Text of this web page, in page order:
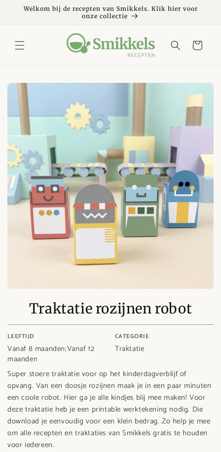
naar de
Welkom bij de recepten van Smikkels. Klik hier voor
onze collectie
Winkelwagen
Traktatie rozijnen robot
LEEFTIJD
Vanaf 8 maanden;Vanaf 12
maanden
CATEGORIE
Traktatie
Super stoere traktatie voor op het kinderdagverblijf of
opvang. Van een doosje rozijnen maak je in een paar minuten
een coole robot. Hier ga je alle kindjes blij mee maken! Voor
deze traktatie heb je een printable werktekening nodig. Die
download je eenvoudig voor een klein bedrag. Zo help je mee
om alle recepten en traktaties van Smikkels gratis te houden
voor iedereen.